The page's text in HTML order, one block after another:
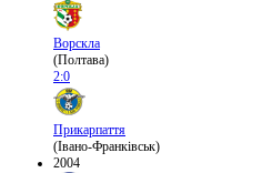
Ворскла
(Полтава)
2:0
Прикарпаття
(Івано-Франківськ)
2004